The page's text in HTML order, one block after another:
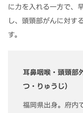
に力を入れる一方で、
し、頭頸部がんに対す
す。
耳鼻咽喉・頭頸部
つ・りゅうじ）
福岡県出身。府内